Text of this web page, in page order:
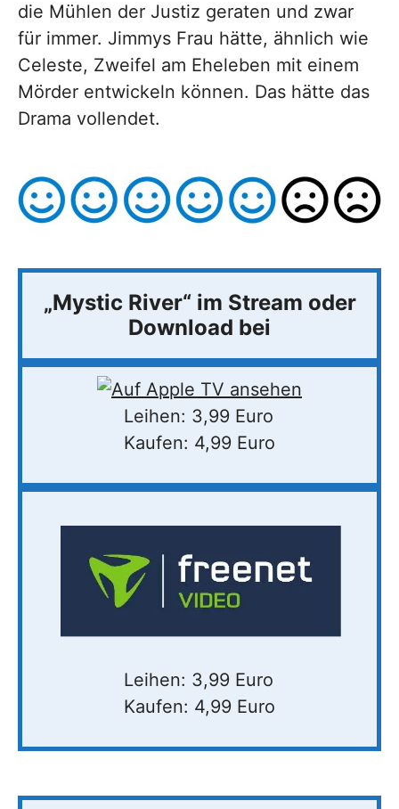
die Mühlen der Justiz geraten und zwar
für immer. Jimmys Frau hätte, ähnlich wie
Celeste, Zweifel am Eheleben mit einem
Mörder entwickeln können. Das hätte das
Drama vollendet.
„Mystic River“ im Stream oder
Download bei
Leihen: 3,99 Euro
Kaufen: 4,99 Euro
Leihen: 3,99 Euro
Kaufen: 4,99 Euro